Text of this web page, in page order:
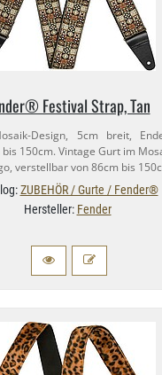
Festival Strap, Tan
​Design, 5cm breit,
150cm. Vintage Gurt im
verstellbar von 86cm bis
ZUBEHÖR / Gurte / Fender®
Hersteller: Fender